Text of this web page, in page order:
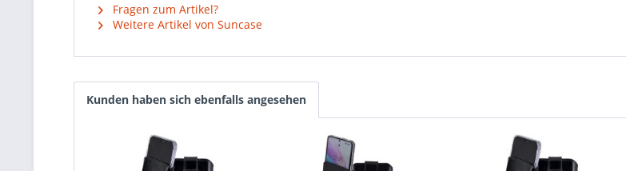
Fragen zum Artikel?
Weitere Artikel von Suncase
Kunden haben sich ebenfalls angesehen